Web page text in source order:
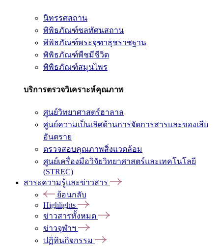
นิทรรศสถาน
พิพิธภัณฑ์ชลทัศนสถาน
พิพิธภัณฑ์พระจุฑาธุชราชฐาน
พิพิธภัณฑ์พืชมีชีวิต
พิพิธภัณฑ์สมุนไพร
บริการตรวจวิเคราะห์คุณภาพ
ศูนย์วิทยาศาสตร์ฮาลาล
ศูนย์ความเป็นเลิศด้านการจัดการสารและของเสีย
อันตราย
ตรวจสอบคุณภาพสิ่งแวดล้อม
ศูนย์เครื่องมือวิจัยวิทยาศาสตร์และเทคโนโลยี
(STREC)
สาระความรู้และข่าวสาร
ย้อนกลับ
Highlights
ข่าวสารทั้งหมด
ข่าวจุฬาฯ
ปฏิทินกิจกรรม